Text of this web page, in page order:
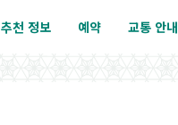
추천 정보 예약 교통 안내